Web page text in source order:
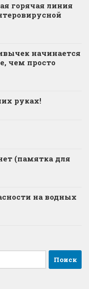
горячая линия
начинается
чем просто
руках!
(памятка для
на водных